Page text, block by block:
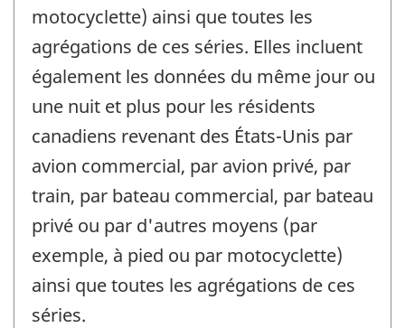
motocyclette) ainsi que toutes les
agrégations de ces séries. Elles incluent
également les données du même jour ou
une nuit et plus pour les résidents
canadiens revenant des États-Unis par
avion commercial, par avion privé, par
train, par bateau commercial, par bateau
privé ou par d'autres moyens (par
exemple, à pied ou par motocyclette)
ainsi que toutes les agrégations de ces
séries.